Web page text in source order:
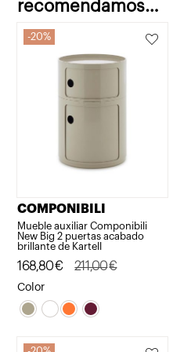
recomendamos…
20%
COMPONIBILI
Mueble auxiliar Componibili
New Big 2 puertas acabado
brillante de Kartell
211,00€
El
precio
original
211,00€.
168,80€
El
precio
actual
168,80€.
Color